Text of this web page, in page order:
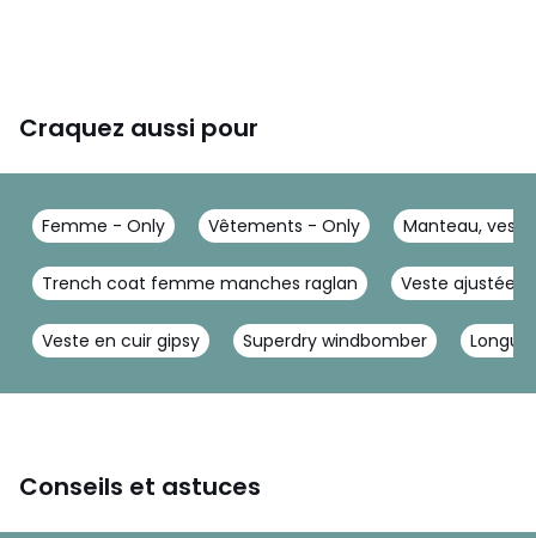
Craquez aussi pour
Femme - Only Vêtements - Only Manteau,
Trench coat femme manches raglan Veste ajustée
Veste en cuir gipsy Superdry windbomber
Conseils et astuces